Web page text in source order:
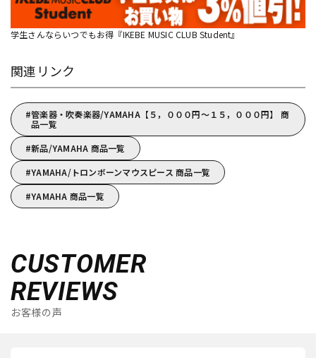
学生さんならいつでもお得『IKEBE MUSIC CLUB Student』
関連リンク
管楽器・吹奏楽器/YAMAHA【５，０００円～１５，０００円】 商
品一覧
新品/YAMAHA 商品一覧
YAMAHA/トロンボーンマウスピース 商品一覧
YAMAHA 商品一覧
CUSTOMER
REVIEWS
お客様の声